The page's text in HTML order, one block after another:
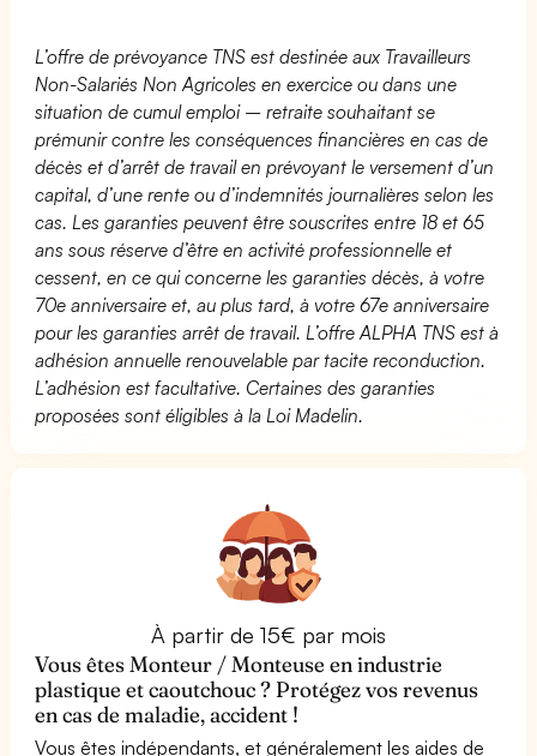
L’offre de prévoyance TNS est destinée aux Travailleurs
Non-Salariés Non Agricoles en exercice ou dans une
situation de cumul emploi – retraite souhaitant se
prémunir contre les conséquences financières en cas de
décès et d’arrêt de travail en prévoyant le versement d’un
capital, d’une rente ou d’indemnités journalières selon les
cas. Les garanties peuvent être souscrites entre 18 et 65
ans sous réserve d’être en activité professionnelle et
cessent, en ce qui concerne les garanties décès, à votre
70e anniversaire et, au plus tard, à votre 67e anniversaire
pour les garanties arrêt de travail. L’offre ALPHA TNS est à
adhésion annuelle renouvelable par tacite reconduction.
L’adhésion est facultative. Certaines des garanties
proposées sont éligibles à la Loi Madelin.
À partir de 15€ par mois
Vous êtes Monteur / Monteuse en industrie
plastique et caoutchouc ? Protégez vos revenus
en cas de maladie, accident !
Vous êtes indépendants, et généralement les aides de